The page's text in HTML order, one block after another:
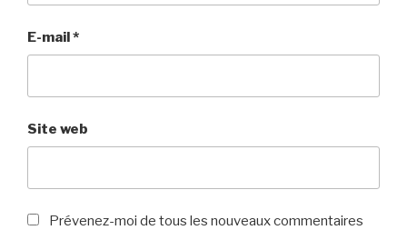
E-mail*
Site web
Prévenez-moi de tous les nouveaux commentaires